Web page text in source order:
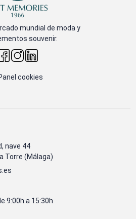
mundial de moda y
souvenir.
cookies
nave 44
Torre (Málaga)
9:00h a 15:30h